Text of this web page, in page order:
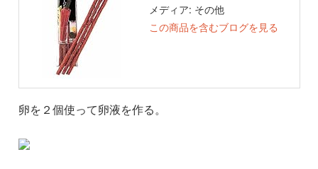
メディア: その他
この商品を含むブログを見る
卵を２個使って卵液を作る。